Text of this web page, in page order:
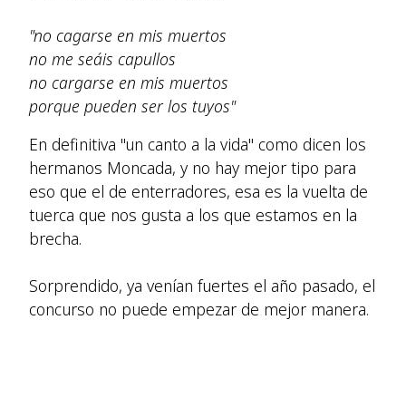
"no cagarse en mis muertos
no me seáis capullos
no cargarse en mis muertos
porque pueden ser los tuyos"
En definitiva "un canto a la vida" como dicen los
hermanos Moncada, y no hay mejor tipo para
eso que el de enterradores, esa es la vuelta de
tuerca que nos gusta a los que estamos en la
brecha.
Sorprendido, ya venían fuertes el año pasado, el
concurso no puede empezar de mejor manera.